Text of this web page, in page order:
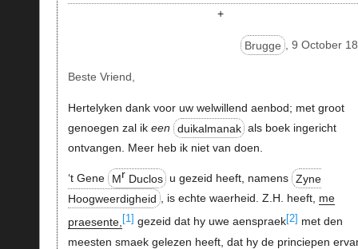
+
Brugge , 9 October
Beste Vriend,
Hertelyken dank voor uw welwillend aenbod; met groot
genoegen zal ik een duikalmanak als boek ingericht
ontvangen. Meer heb ik niet van doen.
‘t Gene Mr Duclos u gezeid heeft, namens Zyne
Hoogweerdigheid , is echte waerheid. Z.H. heeft, me
praesente, [1] gezeid dat hy uwe aenspraek[2] met den
meesten smaek gelezen heeft, dat hy de princiepen